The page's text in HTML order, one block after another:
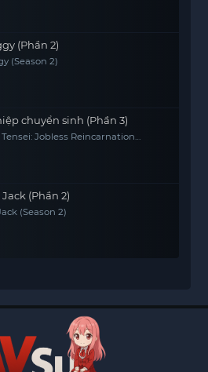
(Phần 2)
(Season 2)
chuyển sinh (Phần 3)
Jobless Reincarnation
(Phần 2)
(Season 2)